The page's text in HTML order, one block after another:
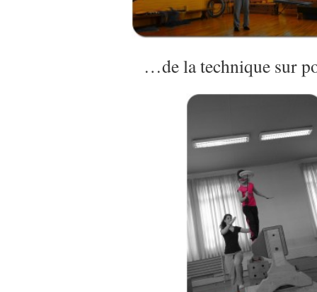
…de la technique sur